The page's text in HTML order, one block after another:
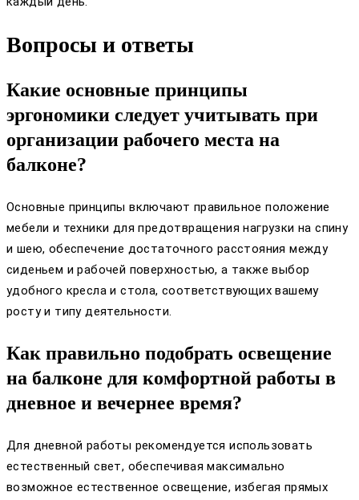
Вопросы и ответы
Какие основные принципы
эргономики следует учитывать при
организации рабочего места на
балконе?
Основные принципы включают правильное положение
мебели и техники для предотвращения нагрузки на спину
и шею, обеспечение достаточного расстояния между
сиденьем и рабочей поверхностью, а также выбор
удобного кресла и стола, соответствующих вашему
росту и типу деятельности.
Как правильно подобрать освещение
на балконе для комфортной работы в
дневное и вечернее время?
Для дневной работы рекомендуется использовать
естественный свет, обеспечивая максимально
возможное естественное освещение, избегая прямых